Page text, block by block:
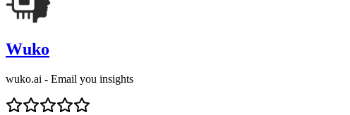
Wuko
wuko.ai - Email you insights